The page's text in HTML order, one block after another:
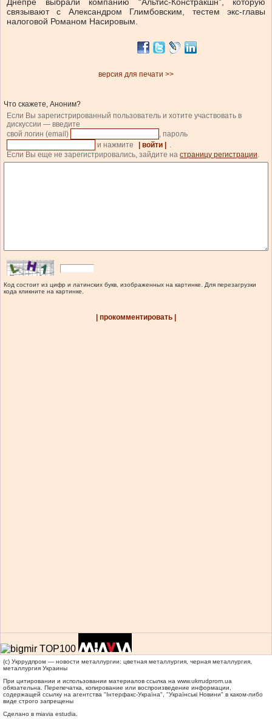
Днепре выбрали компанию “Альтис-Констракшн”, которую
связывают с Александром Глимбовским, тестем экс-главы
налоговой Романом Насировым.
версия для печати >>
Что скажете, Аноним?
Если Вы зарегистрированный пользователь и хотите участвовать в
дискуссии — введите
свой логин (email)
, пароль
и нажмите
| войти |
.
Если Вы еще не зарегистрировались, зайдите на страницу регистрации.
Код состоит из цифр и латинских букв, изображенных на картинке. Для перезагрузки
кода кликните на картинке.
| прокомментировать |
(c) Укррудпром — новости металлургии: цветная металлургия, черная металлургия,
металлургия Украины
При цитировании и использовании материалов ссылка на www.ukrrudprom.ua
обязательна. Перепечатка, копирование или воспроизведение информации,
содержащей ссылку на агентства "Iнтерфакс-Україна", "Українськi Новини" в каком-либо
виде строго запрещены
Сделано в miavia estudia.